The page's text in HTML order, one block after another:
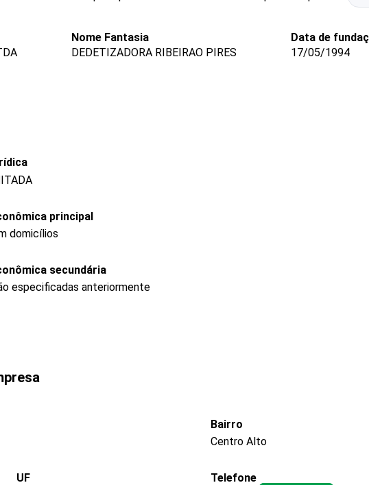
Nome Fantasia
DEDETIZADORA RIBEIRAO PIRES
Data de
17/05/1994
principal
domicílios
secundária
especificadas anteriormente
Bairro
Centro Alto
UF
Telefone